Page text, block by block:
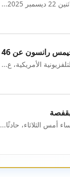
عن 46 عامًا
الأمريكية، ع...
أمس الثلاثاء، حادثًا...